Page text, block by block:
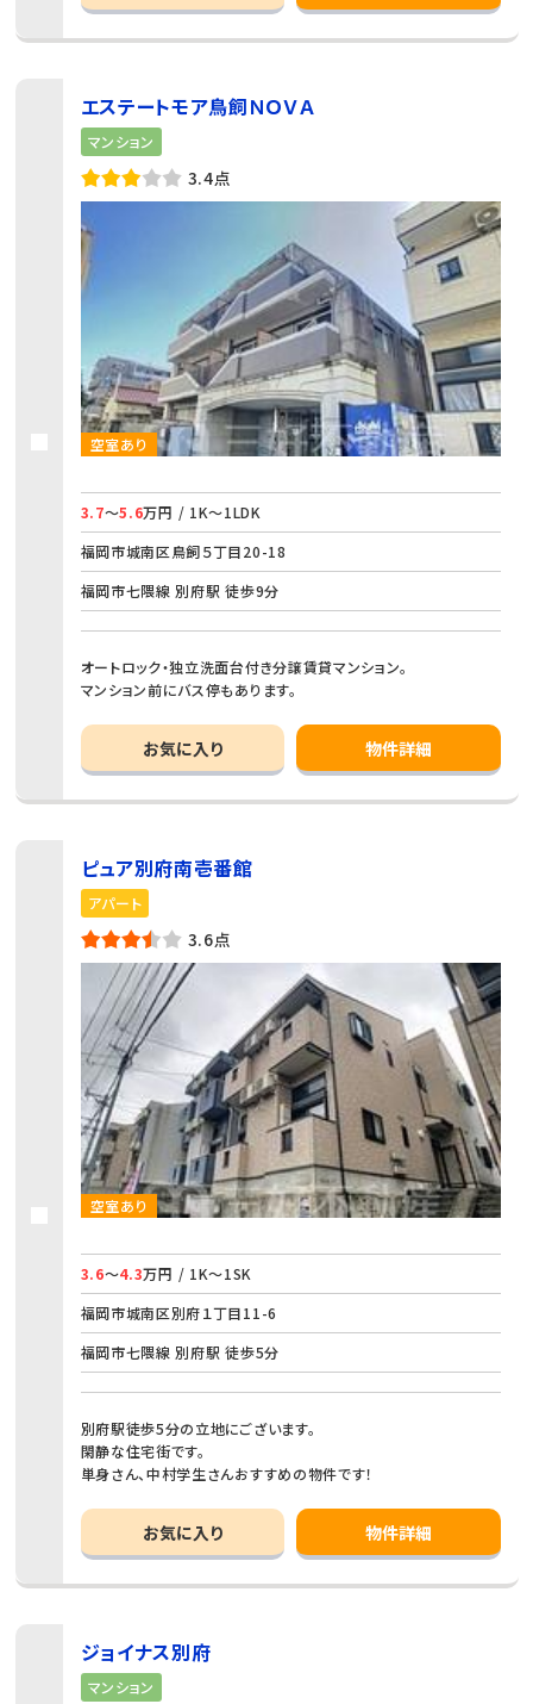
エステートモア鳥飼ＮＯＶＡ
マンション
3.4点
空室あり
3.7～5.6万円 / 1K～1LDK
福岡市城南区鳥飼５丁目20-18
福岡市七隈線 別府駅 徒歩9分
オートロック・独立洗面台付き分譲賃貸マンション。
マンション前にバス停もあります。
お気に入り 物件詳細
ピュア別府南壱番館
アパート
3.6点
空室あり
3.6～4.3万円 / 1K～1SK
福岡市城南区別府１丁目11-6
福岡市七隈線 別府駅 徒歩5分
別府駅徒歩5分の立地にございます。
閑静な住宅街です。
単身さん、中村学生さんおすすめの物件です！
お気に入り 物件詳細
ジョイナス別府
マンション